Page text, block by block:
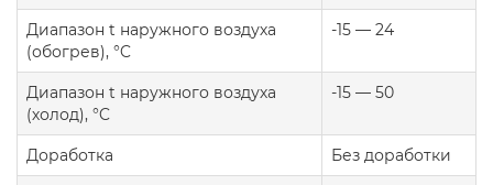
Диапазон t наружного воздуха
(обогрев), °C
-15 — 24
Диапазон t наружного воздуха
(холод), °C
-15 — 50
Доработка Без доработки